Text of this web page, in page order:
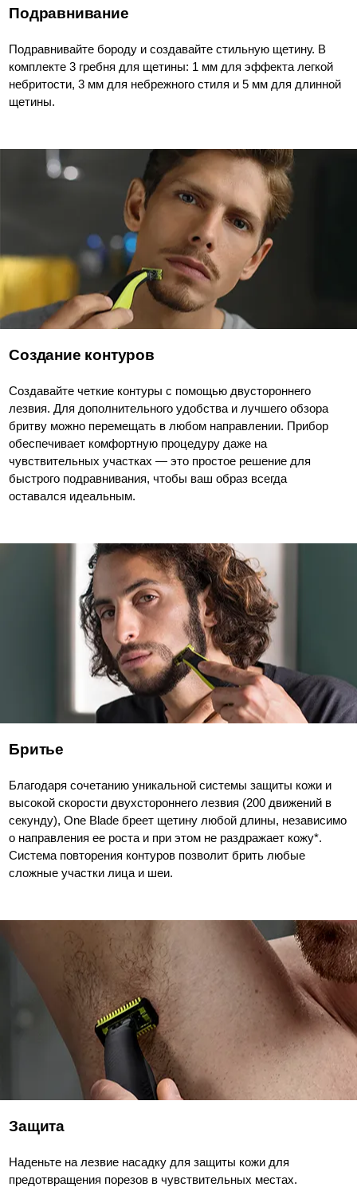
Подравнивание
Подравнивайте бороду и создавайте стильную щетину. В
комплекте 3 гребня для щетины: 1 мм для эффекта легкой
небритости, 3 мм для небрежного стиля и 5 мм для длинной
щетины.
Создание контуров
Создавайте четкие контуры с помощью двустороннего
лезвия. Для дополнительного удобства и лучшего обзора
бритву можно перемещать в любом направлении. Прибор
обеспечивает комфортную процедуру даже на
чувствительных участках — это простое решение для
быстрого подравнивания, чтобы ваш образ всегда
оставался идеальным.
Бритье
Благодаря сочетанию уникальной системы защиты кожи и
высокой скорости двухстороннего лезвия (200 движений в
секунду), One Blade бреет щетину любой длины, независимо
о направления ее роста и при этом не раздражает кожу*.
Система повторения контуров позволит брить любые
сложные участки лица и шеи.
Защита
Наденьте на лезвие насадку для защиты кожи для
предотвращения порезов в чувствительных местах.